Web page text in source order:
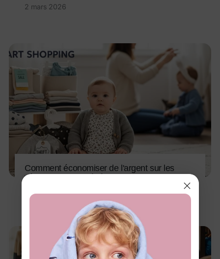
2 mars 2026
Comment économiser de l'argent sur les
vêtements pour bébé sans sacrifier le style